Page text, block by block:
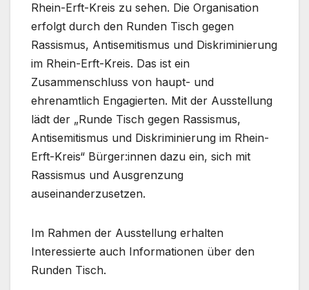
Rhein-Erft-Kreis zu sehen. Die Organisation
erfolgt durch den Runden Tisch gegen
Rassismus, Antisemitismus und Diskriminierung
im Rhein-Erft-Kreis. Das ist ein
Zusammenschluss von haupt- und
ehrenamtlich Engagierten. Mit der Ausstellung
lädt der „Runde Tisch gegen Rassismus,
Antisemitismus und Diskriminierung im Rhein-
Erft-Kreis“ Bürger:innen dazu ein, sich mit
Rassismus und Ausgrenzung
auseinanderzusetzen.
Im Rahmen der Ausstellung erhalten
Interessierte auch Informationen über den
Runden Tisch.